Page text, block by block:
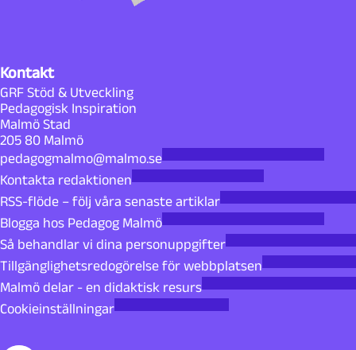
Kontakt
GRF Stöd & Utveckling
Pedagogisk Inspiration
Malmö Stad
205 80 Malmö
pedagogmalmo@malmo.se
Kontakta redaktionen
RSS-flöde – följ våra senaste artiklar
Blogga hos Pedagog Malmö
Så behandlar vi dina personuppgifter
Tillgänglighetsredogörelse för webbplatsen
Malmö delar - en didaktisk resurs
Cookieinställningar